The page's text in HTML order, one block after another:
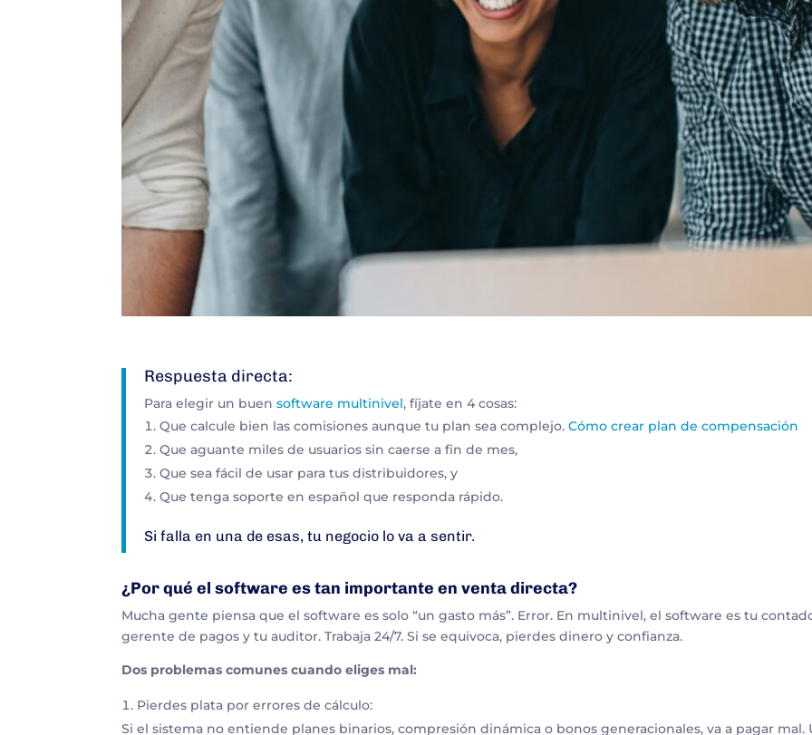
Respuesta directa:
Para elegir un buensoftware multinivel, fíjate en 4 cosas:
Que calcule bien las comisiones aunque tu plan sea complejo.Cómo crear plan de compensación
Que aguante miles de usuarios sin caerse a fin de mes,
Que sea fácil de usar para tus distribuidores, y
Que tenga soporte en español que responda rápido.
Si falla en una de esas, tu negocio lo va a sentir.
¿Por qué el software es tan importante en venta directa?
Mucha gente piensa que el software es solo “un gasto más”. Error. En multinivel, el software es tu
gerente de pagos y tu auditor. Trabaja 24/7. Si se equivoca, pierdes dinero y confianza.
Dos problemas comunes cuando eliges mal:
Pierdes plata por errores de cálculo:
Si el sistema no entiende planes binarios, compresión dinámica o bonos generacionales, va a pagar mal.